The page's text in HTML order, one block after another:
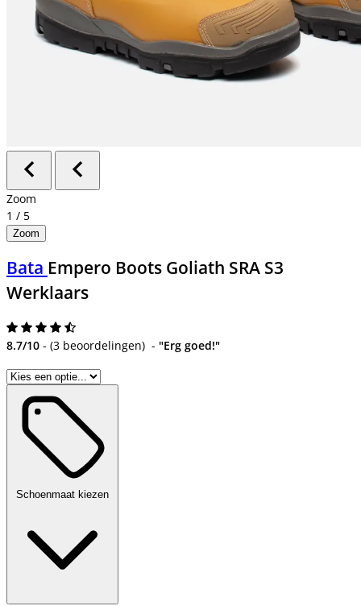
Zoom
1 / 5
Zoom
Bata Empero Boots Goliath SRA S3
Werklaars
8.7/10 - (3 beoordelingen) - "Erg goed!"
Schoenmaat kiezen